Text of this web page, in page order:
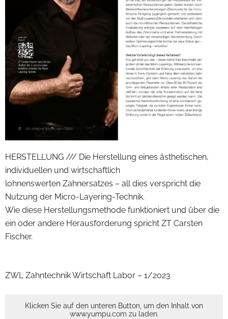
HERSTELLUNG /// Die Herstellung eines ästhetischen,
individuellen und wirtschaftlich
lohnenswerten Zahnersatzes – all dies verspricht die
Nutzung der Micro-Layering-Technik.
Wie diese Herstellungsmethode funktioniert und über die
ein oder andere Herausforderung spricht ZT Carsten
Fischer.
ZWL Zahntechnik Wirtschaft Labor – 1/2023
Klicken Sie auf den unteren Button, um den Inhalt von
www.yumpu.com zu laden.